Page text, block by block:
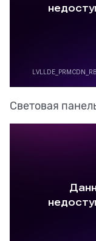
Световая